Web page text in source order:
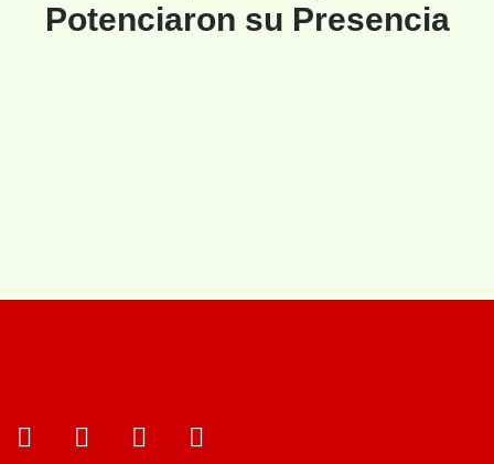
Potenciaron su Presencia